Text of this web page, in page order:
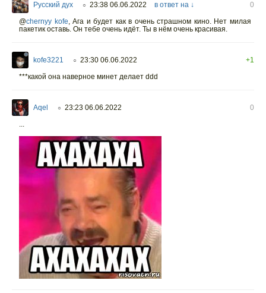
Русский дух ○ 23:38 06.06.2022 в ответ на ↓
0
@chernyy kofe,Ага и будет как в очень страшном кино. Нет милая
пакетик оставь. Он тебе очень идёт. Ты в нём очень красивая.
kofe3221 ○ 23:30 06.06.2022
+1
***какой она наверное минет делает ddd
Aqel ○ 23:23 06.06.2022
0
...